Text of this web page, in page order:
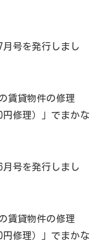
月号を発行しまし
賃貸物件の修理
修理）」でまかな
月号を発行しまし
賃貸物件の修理
修理）」でまかな